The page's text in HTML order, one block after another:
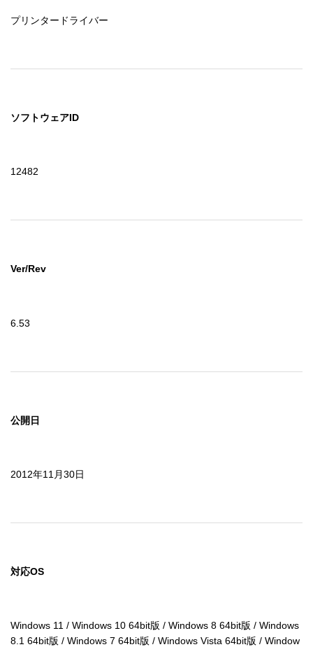
プリンタードライバー
ソフトウェアID
12482
Ver/Rev
6.53
公開日
2012年11月30日
対応OS
Windows 11 / Windows 10 64bit版 / Windows 8 64bit版 / Windows
8.1 64bit版 / Windows 7 64bit版 / Windows Vista 64bit版 / Window